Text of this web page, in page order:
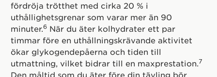
fördröja trötthet med cirka 20 % i
uthållighetsgrenar som varar mer än 90
minuter.6När du äter kolhydrater ett par
timmar före en uthållningskrävande aktivitet
ökar glykogendepåerna och tiden till
utmattning, vilket bidrar till en maxprestation.7
Den måltid som du äter före din tävling bör